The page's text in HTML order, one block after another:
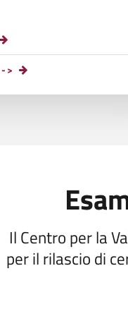
>
Il Centro per la
per il rilascio di